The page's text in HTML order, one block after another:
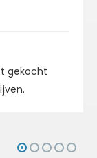
gekocht